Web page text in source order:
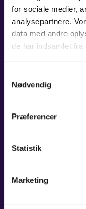
for sociale medier,
analysepartnere.
data med andre
de har indsamlet fra
Nødvendig
Præferencer
Statistik
Marketing